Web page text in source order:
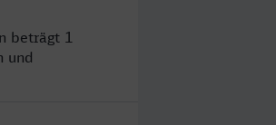
beträgt 1
und